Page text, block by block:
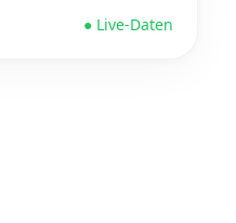
● Live-Daten